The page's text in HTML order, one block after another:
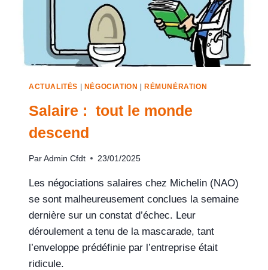
ACTUALITÉS NÉGOCIATION RÉMUNÉRATION
Salaire : tout le monde
descend
Par Admin Cfdt 23/01/2025
Les négociations salaires chez Michelin (NAO)
se sont malheureusement conclues la semaine
dernière sur un constat d’échec. Leur
déroulement a tenu de la mascarade, tant
l’enveloppe prédéfinie par l’entreprise était
ridicule.